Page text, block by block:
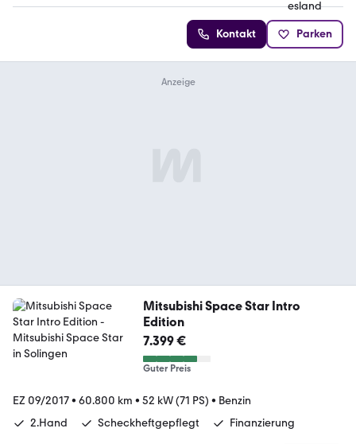
Kontakt Parken
Mitsubishi Space Star Intro
Edition
7.399 €
Guter Preis
EZ 09/2017• 60.800 km • 52 kW (71 PS) • Benzin
2.Hand
Scheckheftgepflegt Finanzierung